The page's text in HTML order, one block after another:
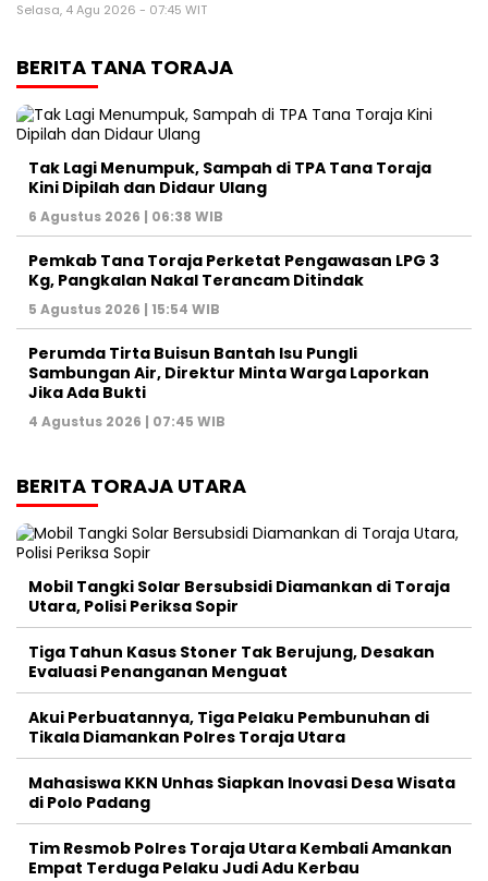
Selasa, 4 Agu 2026 - 07:45 WIT
BERITA TANA TORAJA
Tak Lagi Menumpuk, Sampah di TPA Tana Toraja
Kini Dipilah dan Didaur Ulang
6 Agustus 2026 | 06:38 WIB
Pemkab Tana Toraja Perketat Pengawasan LPG 3
Kg, Pangkalan Nakal Terancam Ditindak
5 Agustus 2026 | 15:54 WIB
Perumda Tirta Buisun Bantah Isu Pungli
Sambungan Air, Direktur Minta Warga Laporkan
Jika Ada Bukti
4 Agustus 2026 | 07:45 WIB
BERITA TORAJA UTARA
Mobil Tangki Solar Bersubsidi Diamankan di Toraja
Utara, Polisi Periksa Sopir
Tiga Tahun Kasus Stoner Tak Berujung, Desakan
Evaluasi Penanganan Menguat
Akui Perbuatannya, Tiga Pelaku Pembunuhan di
Tikala Diamankan Polres Toraja Utara
Mahasiswa KKN Unhas Siapkan Inovasi Desa Wisata
di Polo Padang
Tim Resmob Polres Toraja Utara Kembali Amankan
Empat Terduga Pelaku Judi Adu Kerbau